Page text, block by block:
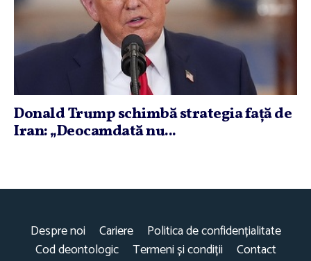
Donald Trump schimbă strategia faţă de
Iran: „Deocamdată nu...
Despre noi Cariere
Politica de confidențialitate
Cod deontologic
Termeni și condiții Contact